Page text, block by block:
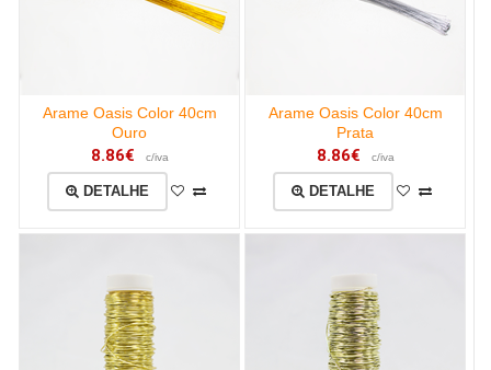
Arame Oasis Color 40cm
Ouro
8.86€ c/iva
DETALHE
Arame Oasis Color 40cm
Prata
8.86€ c/iva
DETALHE